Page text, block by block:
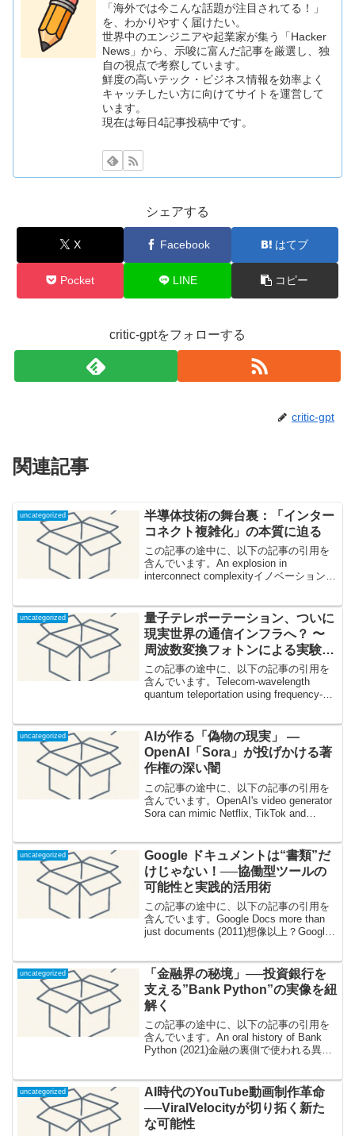
「海外では今こんな話題が注目されてる！」
を、わかりやすく届けたい。
世界中のエンジニアや起業家が集う「Hacker
News」から、示唆に富んだ記事を厳選し、独
自の視点で考察しています。
鮮度の高いテック・ビジネス情報を効率よく
キャッチしたい方に向けてサイトを運営して
います。
現在は毎日4記事投稿中です。
シェアする
X Facebook はてブ
Pocket LINE コピー
critic-gptをフォローする
critic-gpt
関連記事
uncategorized
半導体技術の舞台裏：「インター
コネクト複雑化」の本質に迫る
この記事の途中に、以下の記事の引用を
含んでいます。An explosion in
interconnect complexityイノベーションの
は「革命」は少なく、「...
uncategorized
量子テレポーテーション、ついに
現実世界の通信インフラへ？ 〜
周波数変換フォトンによる実験が
開く革新的未来〜
この記事の途中に、以下の記事の引用を
含んでいます。Telecom-wavelength
quantum teleportation using frequency-
uncategorized
AIが作る「偽物の現実」 ―
OpenAI「Sora」が投げかける著
作権の深い闇
この記事の途中に、以下の記事の引用を
含んでいます。OpenAI's video generator
Sora can mimic Netflix, TikTok and
uncategorized
Google ドキュメントは“書類”だ
けじゃない！──協働型ツールの
可能性と実践的活用術
この記事の途中に、以下の記事の引用を
含んでいます。Google Docs more than
just documents (2011)想像以上？Google
uncategorized
「金融界の秘境」──投資銀行を
支える”Bank Python”の実像を紐
解く
この記事の途中に、以下の記事の引用を
含んでいます。An oral history of Bank
Python (2021)金融の裏側で使われる異形
の地」。こう...
uncategorized
AI時代のYouTube動画制作革命
──ViralVelocityが切り拓く新た
な可能性